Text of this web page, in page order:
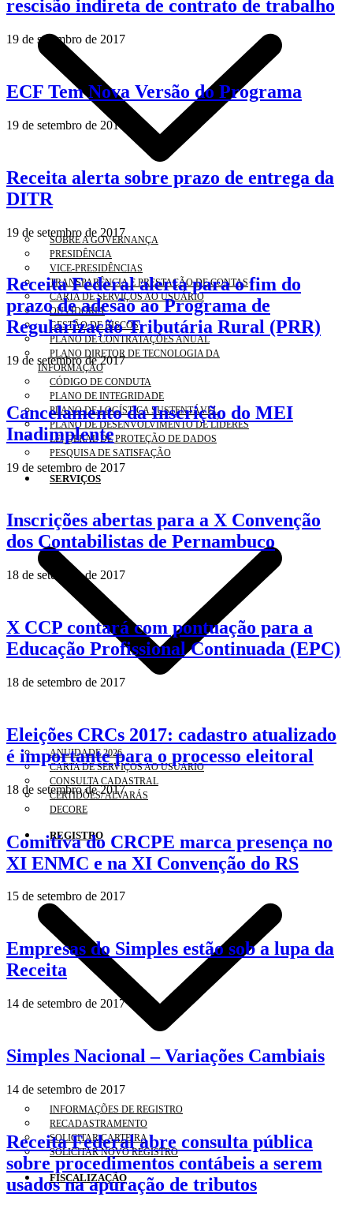
SOBRE A GOVERNANÇA
PRESIDÊNCIA
VICE-PRESIDÊNCIAS
TRANSPARÊNCIA E PRESTAÇÃO DE CONTAS
CARTA DE SERVIÇOS AO USUÁRIO
OUVIDORIA
GESTÃO DE RISCOS
PLANO DE CONTRATAÇÕES ANUAL
PLANO DIRETOR DE TECNOLOGIA DA
INFORMAÇÃO
CÓDIGO DE CONDUTA
PLANO DE INTEGRIDADE
PLANO DE LOGÍSTICA SUSTENTÁVEL
PLANO DE DESENVOLVIMENTO DE LÍDERES
LEI GERAL DE PROTEÇÃO DE DADOS
PESQUISA DE SATISFAÇÃO
SERVIÇOS
ANUIDADE 2026
CARTA DE SERVIÇOS AO USUÁRIO
CONSULTA CADASTRAL
CERTIDÕES/ ALVARÁS
DECORE
REGISTRO
INFORMAÇÕES DE REGISTRO
RECADASTRAMENTO
SOLICITAR CARTEIRA
SOLICITAR NOVO REGISTRO
FISCALIZAÇÃO
rescisão indireta de contrato de trabalho
19 de setembro de 2017
ECF Tem Nova Versão do Programa
19 de setembro de 2017
Receita alerta sobre prazo de entrega da
DITR
19 de setembro de 2017
Receita Federal alerta para o fim do
prazo de adesão ao Programa de
Regularização Tributária Rural (PRR)
19 de setembro de 2017
Cancelamento da Inscrição do MEI
Inadimplente
19 de setembro de 2017
Inscrições abertas para a X Convenção
dos Contabilistas de Pernambuco
18 de setembro de 2017
X CCP contará com pontuação para a
Educação Profissional Continuada (EPC)
18 de setembro de 2017
Eleições CRCs 2017: cadastro atualizado
é importante para o processo eleitoral
18 de setembro de 2017
Comitiva do CRCPE marca presença no
XI ENMC e na XI Convenção do RS
15 de setembro de 2017
Empresas do Simples estão sob a lupa da
Receita
14 de setembro de 2017
Simples Nacional – Variações Cambiais
14 de setembro de 2017
Receita Federal abre consulta pública
sobre procedimentos contábeis a serem
usados na apuração de tributos